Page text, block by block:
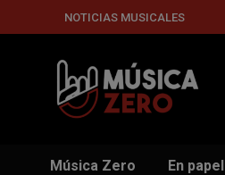
NOTICIAS MUSICALES
Música Zero En papel